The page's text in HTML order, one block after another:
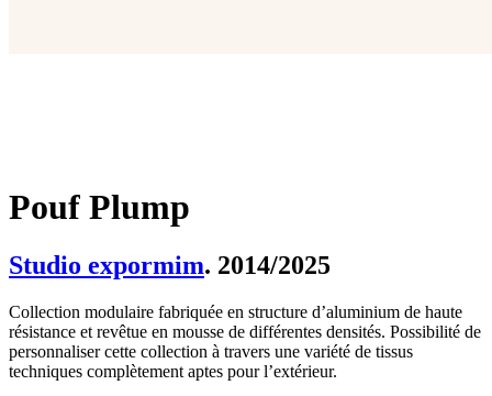
Pouf Plump
Studio expormim. 2014/2025
Collection modulaire fabriquée en structure d’aluminium de haute
résistance et revêtue en mousse de différentes densités. Possibilité de
personnaliser cette collection à travers une variété de tissus
techniques complètement aptes pour l’extérieur.